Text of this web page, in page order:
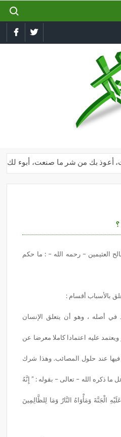
for:
Twitter
بك من شر ما صنعت، أبوء لك
العثيمين – رحمه الله – : ما حكم
بالأسباب أقسام :
في أصله ، وهو أن يتعلق الإنسان
عليه اعتمادا كاملا معرضا عن
فيها عند حلول المصائب. وهذا شرك
ذكره الله – تعالى – بقوله : ” إِنَّهُ
الْجَنَّةَ وَمَأْوَاهُ النَّارُ وَمَا لِلظَّالِمِينَ